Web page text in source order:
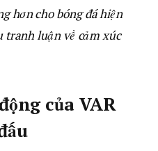
hơn cho bóng đá hiện
tranh luận về cảm xúc
của VAR